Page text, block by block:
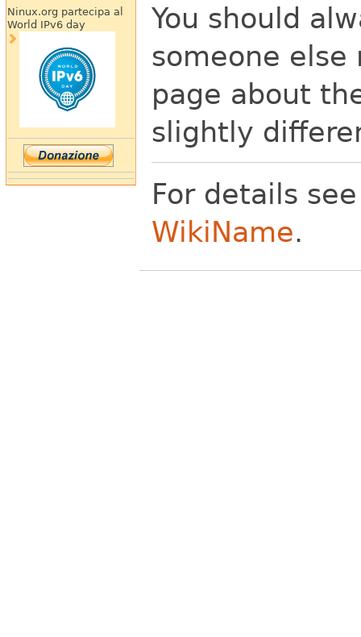
Ninux.org partecipa al
World IPv6 day
You should
someone
page about
slightly
For details
WikiName.